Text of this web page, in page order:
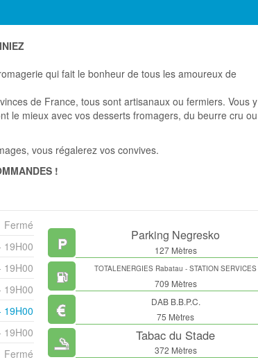
qui fait le bonheur de tous les amoureux de
de France, tous sont artisanaux ou fermiers. Vous y
le mieux avec vos desserts fromagers, du beurre cru ou
vous régalerez vos convives.
!
Fermé
19H00
19H00
19H00
19H00
19H00
Fermé
Parking Negresko
127 Mètres
TOTALENERGIES Rabatau - STATION SERVICES
709 Mètres
DAB B.B.P.C.
75 Mètres
Tabac du Stade
372 Mètres